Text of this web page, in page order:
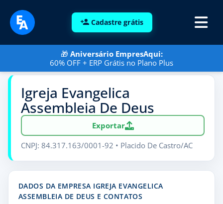
Cadastre grátis
🎁 Aniversário EmpresAqui:
60% OFF + ERP Grátis no Plano Plus
Igreja Evangelica
Assembleia De Deus
Exportar
CNPJ: 84.317.163/0001-92 • Placido De Castro/AC
DADOS DA EMPRESA IGREJA EVANGELICA
ASSEMBLEIA DE DEUS E CONTATOS